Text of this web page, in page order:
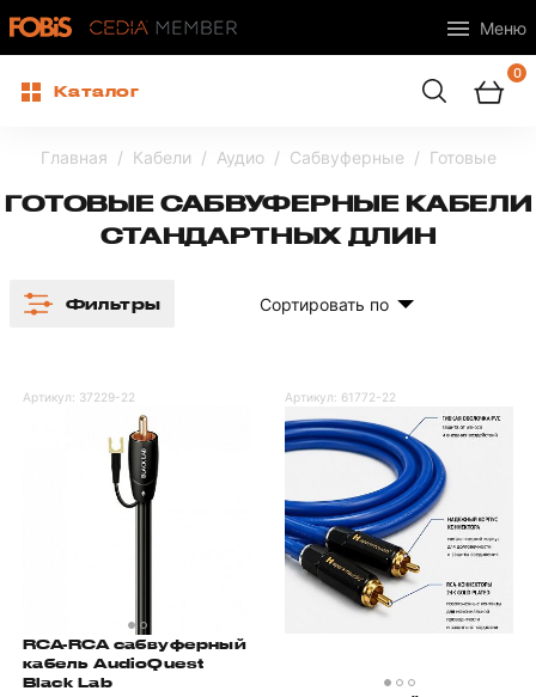
Меню
Каталог
0
Главная Кабели Аудио Сабвуферные Готовые
ГОТОВЫЕ САБВУФЕРНЫЕ КАБЕЛИ
СТАНДАРТНЫХ ДЛИН
Фильтры Сортировать по
Артикул: 37229-22
RCA-RCA сабвуферный
кабель AudioQuest
Black Lab
Артикул: 61772-22